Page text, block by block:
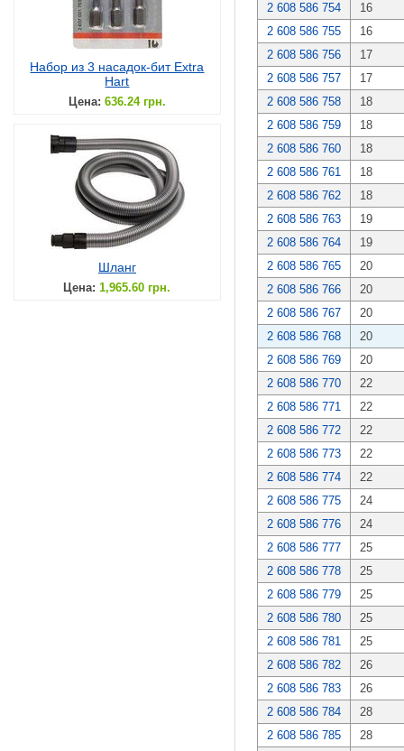
Набор из 3 насадок-бит Extra
Hart
Цена: 636.24 грн.
Шланг
Цена: 1,965.60 грн.
2 608 586 754
16
2 608 586 755
16
2 608 586 756
17
2 608 586 757
17
2 608 586 758
18
2 608 586 759
18
2 608 586 760
18
2 608 586 761
18
2 608 586 762
18
2 608 586 763
19
2 608 586 764
19
2 608 586 765
20
2 608 586 766
20
2 608 586 767
20
2 608 586 768
20
2 608 586 769
20
2 608 586 770
22
2 608 586 771
22
2 608 586 772
22
2 608 586 773
22
2 608 586 774
22
2 608 586 775
24
2 608 586 776
24
2 608 586 777
25
2 608 586 778
25
2 608 586 779
25
2 608 586 780
25
2 608 586 781
25
2 608 586 782
26
2 608 586 783
26
2 608 586 784
28
2 608 586 785
28